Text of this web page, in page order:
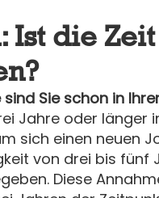
Ist die
sind Sie schon in
Jahre oder länger
sich einen neuen
von drei bis fünf
Diese